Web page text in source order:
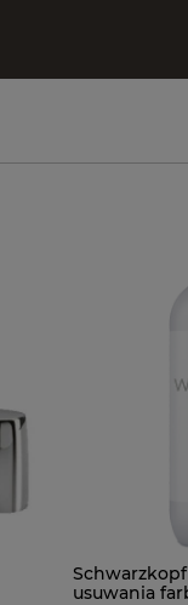
usuwania